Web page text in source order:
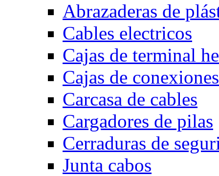
Abrazaderas de
Cables electricos
Cajas de terminal
Cajas de
Carcasa de cables
Cargadores de pilas
Cerraduras de
Junta cabos